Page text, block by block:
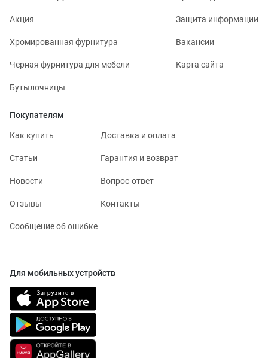
Акция
Хромированная фурнитура
Черная фурнитура для мебели
Бутылочницы
Защита информации
Вакансии
Карта сайта
Покупателям
Как купить Доставка и оплата
Статьи Гарантия и возврат
Новости Вопрос-ответ
Отзывы Контакты
Сообщение об ошибке
Для мобильных устройств